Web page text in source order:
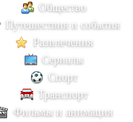
Общество
Путешествия и события
Развлечения
Сериалы
Спорт
Транспорт
Фильмы и анимация